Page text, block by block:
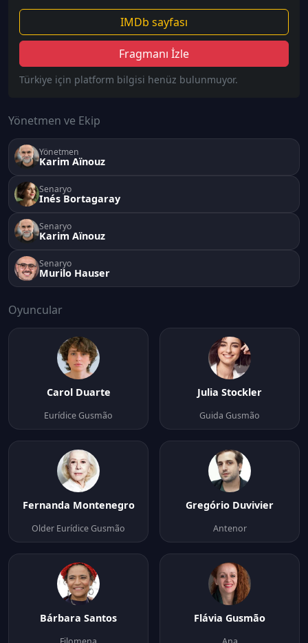
IMDb sayfası
Fragmanı İzle
Türkiye için platform bilgisi henüz bulunmuyor.
Yönetmen ve Ekip
Yönetmen
Karim Aïnouz
Senaryo
Inés Bortagaray
Senaryo
Karim Aïnouz
Senaryo
Murilo Hauser
Oyuncular
Carol Duarte
Eurídice Gusmão
Julia Stockler
Guida Gusmão
Fernanda Montenegro
Older Eurídice Gusmão
Gregório Duvivier
Antenor
Bárbara Santos Flávia Gusmão